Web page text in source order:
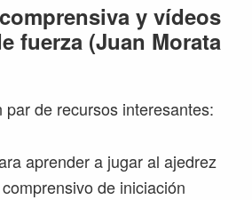
y vídeos
fuerza (Juan Morata
de recursos interesantes:
aprender a jugar al ajedrez
de iniciación